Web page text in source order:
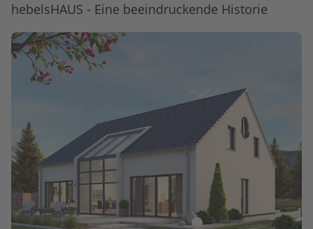
hebelsHAUS - Eine beeindruckende Historie